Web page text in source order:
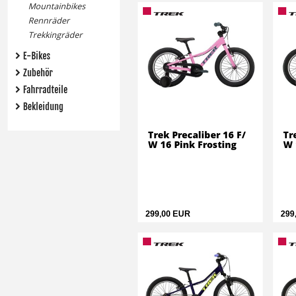
Mountainbikes
Rennräder
Trekkingräder
E-Bikes
Zubehör
Fahrradteile
Bekleidung
299,00 EUR
Trek Precaliber 16 F/
W 16 Pink Frosting W